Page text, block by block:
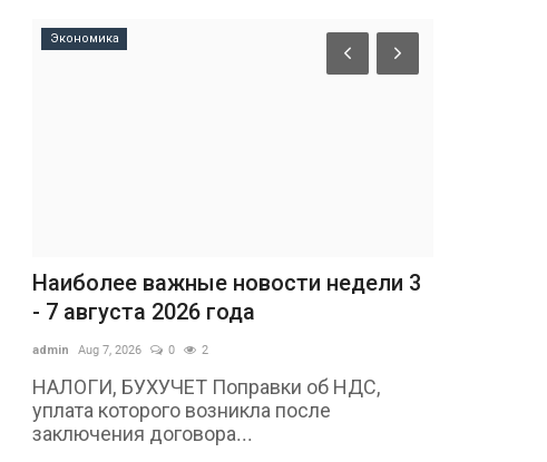
Экономика
Наиболее важные новости недели 3
- 7 августа 2026 года
admin Aug 7, 2026 0 2
НАЛОГИ, БУХУЧЕТ Поправки об НДС,
уплата которого возникла после
заключения договора...